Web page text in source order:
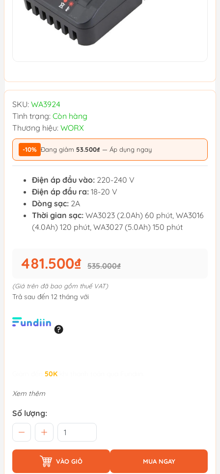
SKU: WA3924
Tình trạng: Còn hàng
Thương hiệu: WORX
-10% Đang giảm 53.500₫ — Áp dụng ngay
Điện áp đầu vào: 220-240 V
Điện áp đầu ra: 18-20 V
Dòng sạc: 2A
Thời gian sạc: WA3023 (2.0Ah) 60 phút, WA3016
(4.0Ah) 120 phút, WA3027 (5.0Ah) 150 phút
481.500₫ 535.000₫
(Giá trên đã bao gồm thuế VAT)
Trả sau đến 12 tháng với
50K
Xem thêm
Số lượng:
VÀO GIỎ MUA NGAY